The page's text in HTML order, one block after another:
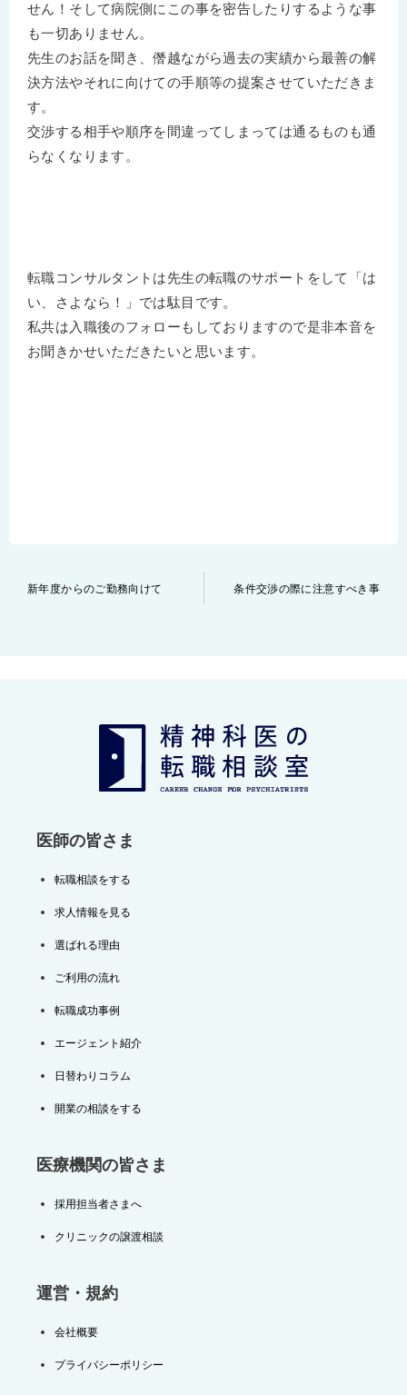
せん！そして病院側にこの事を密告したりするような事
も一切ありません。
先生のお話を聞き、僭越ながら過去の実績から最善の解
決方法やそれに向けての手順等の提案させていただきま
す。
交渉する相手や順序を間違ってしまっては通るものも通
らなくなります。
転職コンサルタントは先生の転職のサポートをして「は
い、さよなら！」では駄目です。
私共は入職後のフォローもしておりますので是非本音を
お聞きかせいただきたいと思います。
新年度からのご勤務向けて 条件交渉の際に注意すべき事
医師の皆さま
転職相談をする
求人情報を見る
選ばれる理由
ご利用の流れ
転職成功事例
エージェント紹介
日替わりコラム
開業の相談をする
医療機関の皆さま
採用担当者さまへ
クリニックの譲渡相談
運営・規約
会社概要
プライバシーポリシー